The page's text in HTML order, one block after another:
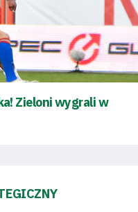
Zieloni wygrali w